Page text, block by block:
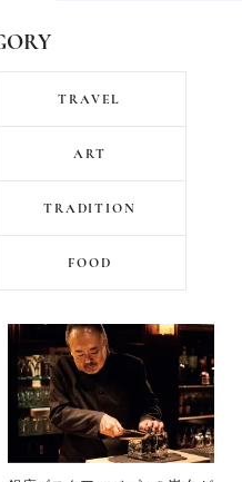
TRAVEL
ART
TRADITION
FOOD